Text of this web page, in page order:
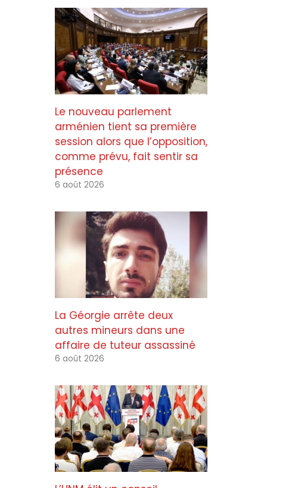
Le nouveau parlement
arménien tient sa première
session alors que l’opposition,
comme prévu, fait sentir sa
présence
6 août 2026
La Géorgie arrête deux
autres mineurs dans une
affaire de tuteur assassiné
6 août 2026